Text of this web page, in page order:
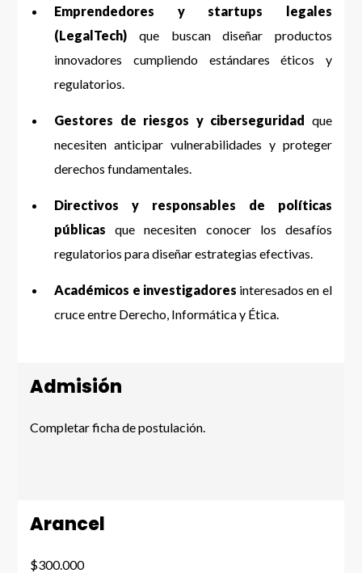
Emprendedores y startups legales
(LegalTech) que buscan diseñar productos
innovadores cumpliendo estándares éticos y
regulatorios.
Gestores de riesgos y ciberseguridad que
necesiten anticipar vulnerabilidades y proteger
derechos fundamentales.
Directivos y responsables de políticas
públicasque necesiten conocer los desafíos
regulatorios para diseñar estrategias efectivas.
Académicos e investigadores interesados en el
cruce entre Derecho, Informática y Ética.
Admisión
Completar ficha de postulación.
Arancel
$300.000